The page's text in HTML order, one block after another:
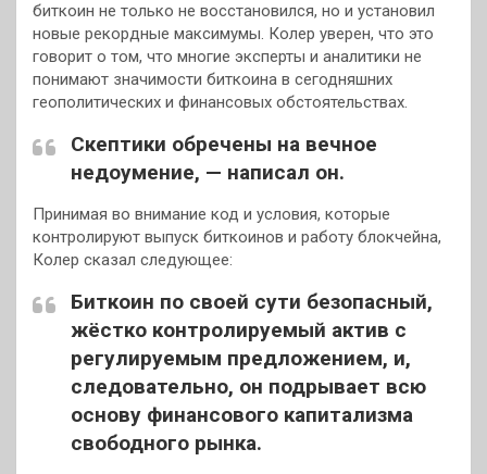
биткоин не только не восстановился, но и установил
новые рекордные максимумы. Колер уверен, что это
говорит о том, что многие эксперты и аналитики не
понимают значимости биткоина в сегодняшних
геополитических и финансовых обстоятельствах.
Скептики обречены на вечное
недоумение, — написал он.
Принимая во внимание код и условия, которые
контролируют выпуск биткоинов и работу блокчейна,
Колер сказал следующее:
Биткоин по своей сути безопасный,
жёстко контролируемый актив с
регулируемым предложением, и,
следовательно, он подрывает всю
основу финансового капитализма
свободного рынка.